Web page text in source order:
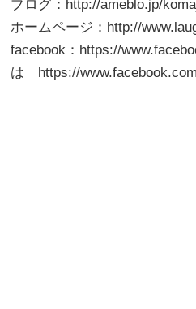
ブログ：http://ameblo.jp/
ホームページ：http://
facebook：https://
は https://